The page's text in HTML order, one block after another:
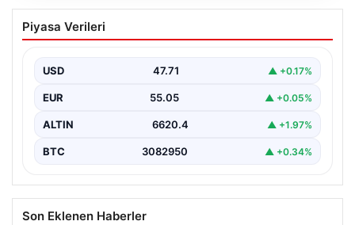
7 Nisan 2026 Güncel Altın Fiyatları:
Bugün Altın Ne Kadar Oldu?
ve jeopolitik risklerin yoğun etkisi altında dalgalı bir…
Piyasa Verileri
USD 47.71 ▲ +0.17%
EUR 55.05 ▲ +0.05%
ALTIN 6620.4 ▲ +1.97%
BTC 3082950 ▲ +0.34%
Son Eklenen Haberler